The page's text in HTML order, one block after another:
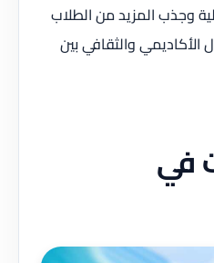
وجذب المزيد من الطلاب
الأكاديمي والثقافي بين
في